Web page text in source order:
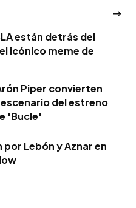
están detrás del
icónico meme de
Piper convierten
escenario del estreno
'Bucle'
por Lebón y Aznar en